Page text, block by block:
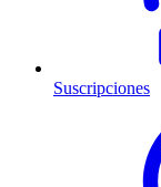
Suscripciones